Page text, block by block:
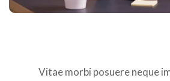
Vitae morbi posuere neque